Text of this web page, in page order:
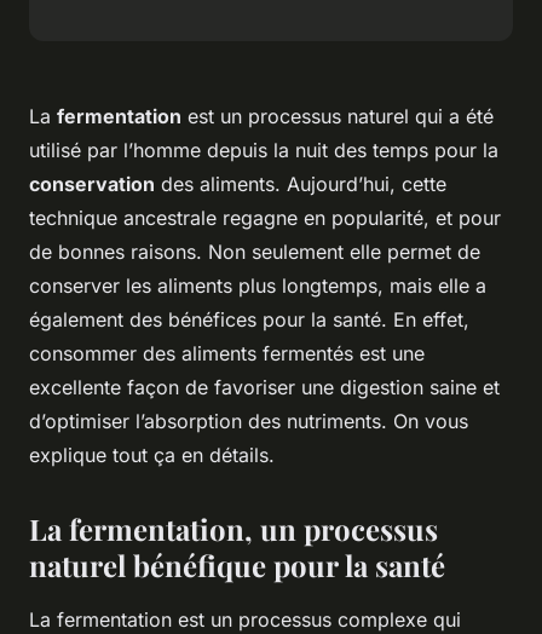
La fermentation est un processus naturel qui a été
utilisé par l’homme depuis la nuit des temps pour la
conservation des aliments. Aujourd’hui, cette
technique ancestrale regagne en popularité, et pour
de bonnes raisons. Non seulement elle permet de
conserver les aliments plus longtemps, mais elle a
également des bénéfices pour la santé. En effet,
consommer des aliments fermentés est une
excellente façon de favoriser une digestion saine et
d’optimiser l’absorption des nutriments. On vous
explique tout ça en détails.
La fermentation, un processus
naturel bénéfique pour la santé
La fermentation est un processus complexe qui